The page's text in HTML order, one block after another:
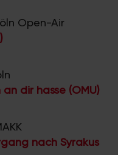
Open-Air
dir hasse (OMU)
nach Syrakus